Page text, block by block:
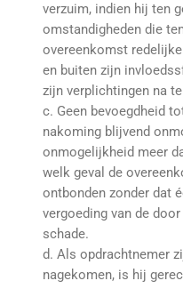
verzuim, indien hij ten
omstandigheden die
overeenkomst
en buiten zijn
zijn verplichtingen na
c. Geen bevoegdheid
nakoming blijvend
onmogelijkheid meer
welk geval de
ontbonden zonder dat
vergoeding van de
schade.
d. Als opdrachtnemer
nagekomen, is hij